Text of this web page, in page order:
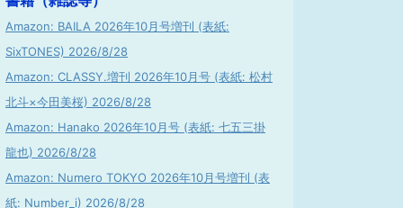
Amazon: BAILA 2026年10月号増刊 (表紙:
SixTONES) 2026/8/28
Amazon: CLASSY.増刊 2026年10月号 (表紙: 松村
北斗×今田美桜) 2026/8/28
Amazon: Hanako 2026年10月号 (表紙: 七五三掛
龍也) 2026/8/28
Amazon: Numero TOKYO 2026年10月号増刊 (表
紙: Number_i) 2026/8/28